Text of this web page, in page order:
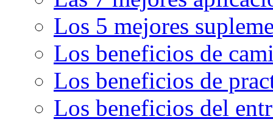
Los 5 mejores
Los beneficios de
Los beneficios de
Los beneficios del